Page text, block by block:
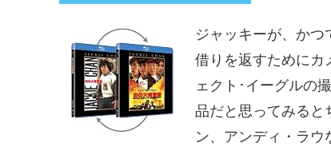
ジャッキーが、か
借りを返すためにカ
ェクト･イーグルの
品だと思ってみると
ン、アンディ・ラウ